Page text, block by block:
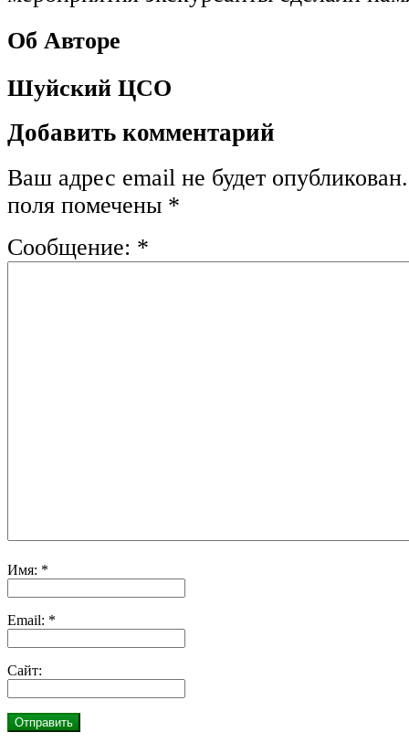
Об Авторе
Шуйский ЦСО
Добавить комментарий
Ваш адрес email не будет опубликован.
поля помечены *
Сообщение: *
Имя: *
Email: *
Сайт: